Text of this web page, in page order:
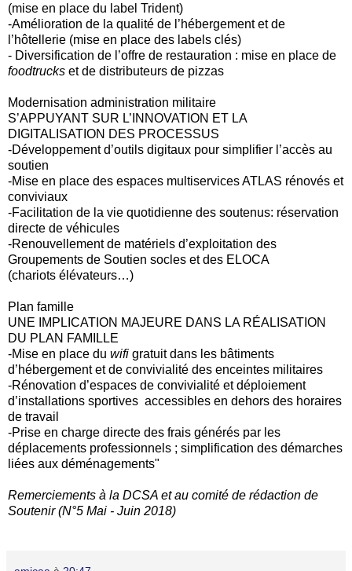
(mise en place du label Trident)
-Amélioration de la qualité de l’hébergement et de
l’hôtellerie (mise en place des labels clés)
- Diversification de l’offre de restauration : mise en place de
foodtrucks et de distributeurs de pizzas
Modernisation administration militaire
S’APPUYANT SUR L’INNOVATION ET LA
DIGITALISATION DES PROCESSUS
-Développement d’outils digitaux pour simplifier l’accès au
soutien
-Mise en place des espaces multiservices ATLAS rénovés et
conviviaux
-Facilitation de la vie quotidienne des soutenus: réservation
directe de véhicules
-Renouvellement de matériels d’exploitation des
Groupements de Soutien socles et des ELOCA
(chariots élévateurs…)
Plan famille
UNE IMPLICATION MAJEURE DANS LA RÉALISATION
DU PLAN FAMILLE
-Mise en place du wifi gratuit dans les bâtiments
d’hébergement et de convivialité des enceintes militaires
-Rénovation d’espaces de convivialité et déploiement
d’installations sportives accessibles en dehors des horaires
de travail
-Prise en charge directe des frais générés par les
déplacements professionnels ; simplification des démarches
liées aux déménagements"
Remerciements à la DCSA et au comité de rédaction de
Soutenir (N°5 Mai - Juin 2018)